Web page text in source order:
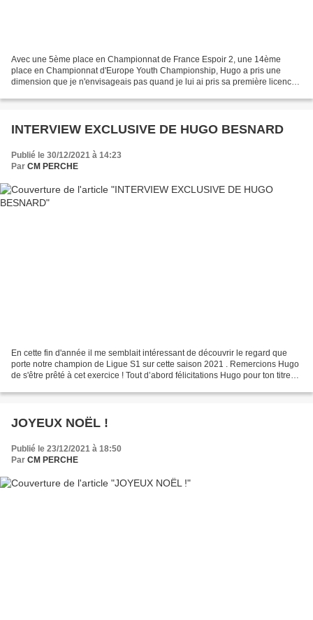
Avec une 5ème place en Championnat de France Espoir 2, une 14ème
place en Championnat d'Europe Youth Championship, Hugo a pris une
dimension que je n'envisageais pas quand je lui ai pris sa première licence
INTERVIEW EXCLUSIVE DE HUGO BESNARD
Publié le 30/12/2021 à 14:23
Par CM PERCHE
En cette fin d'année il me semblait intéressant de découvrir le regard que
porte notre champion de Ligue S1 sur cette saison 2021 . Remercions Hugo
de s'être prêté à cet exercice ! Tout d’abord félicitations Hugo pour ton titre
JOYEUX NOËL !
Publié le 23/12/2021 à 18:50
Par CM PERCHE